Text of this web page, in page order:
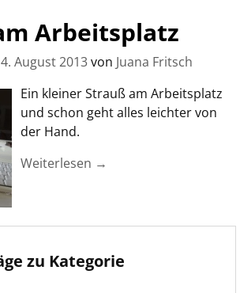
Arbeitsplatz
4. August 2013von Juana Fritsch
Ein kleiner Strauß am Arbeitsplatz
und schon geht alles leichter von
der Hand.
Weiterlesen →
zu Kategorie